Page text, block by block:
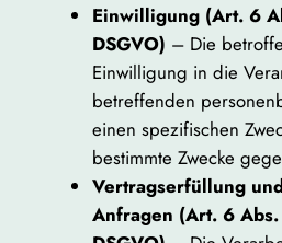
Einwilligung (Art. 6
DSGVO) – Die
Einwilligung in die
betreffenden
einen spezifischen
bestimmte Zwecke
Vertragserfüllung
Anfragen (Art. 6